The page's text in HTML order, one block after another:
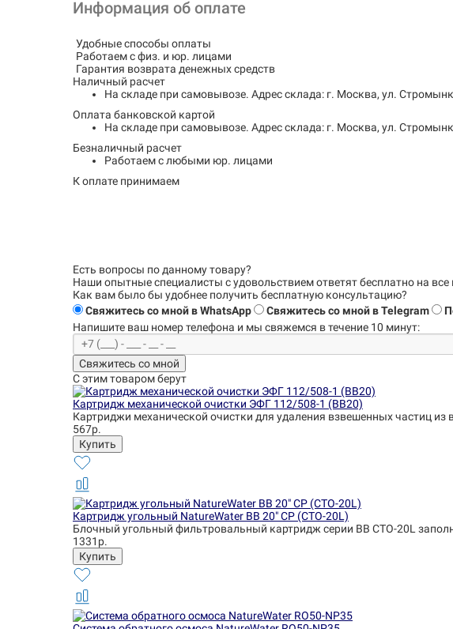
Информация об оплате
Удобные способы оплаты
Работаем с физ. и юр. лицами
Гарантия возврата денежных средств
Наличный расчет
На складе при самовывозе. Адрес склада: г. Москва, ул.
Оплата банковской картой
На складе при самовывозе. Адрес склада: г. Москва, ул.
Безналичный расчет
Работаем с любыми юр. лицами
К оплате принимаем
Есть вопросы по данному товару?
Наши опытные специалисты с удовольствиемответят бесплатно на
Как вам было бы удобнее получить бесплатную консультацию?
Свяжитесь со мной в WhatsApp
Свяжитесь со мной в Telegram
Напишите ваш номер телефона и мы свяжемся в течение 10 минут:
Свяжитесь со мной
С этим товаром берут
Картридж механической очистки ЭФГ 112/508-1 (BB20)
Картриджи механической очистки для удаления взвешенных частиц
567р.
Картридж угольный NatureWater BB 20" CP (CTO-20L)
Блочный угольный фильтровальный картридж серии BB CTO-20L
1331р.